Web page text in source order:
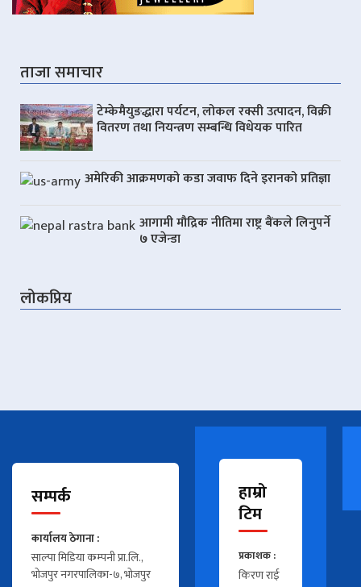
ताजा समाचार
टेम्केमैयुङद्धारा पर्यटन, लोकल रक्सी उत्पादन, विक्री
वितरण तथा नियन्त्रण सम्बन्धि विधेयक पारित
अमेरिकी आक्रमणको कडा जवाफ दिने इरानको प्रतिज्ञा
आगामी मौद्रिक नीतिमा राष्ट्र बैंकले लिनुपर्ने
७ एजेन्डा
लोकप्रिय
सम्पर्क
कार्यालय ठेगाना :
साल्पा मिडिया कम्पनी प्रा.लि.,
भोजपुर नगरपालिका-७, भोजपुर
हाम्रो
टिम
प्रकाशक :
किरण राई